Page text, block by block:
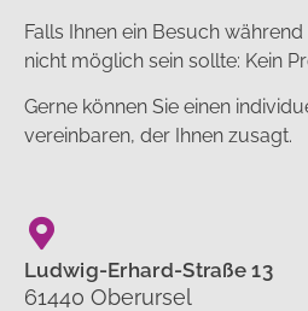
Falls Ihnen ein Besuch
nicht möglich sein sollte: Kein
Gerne können Sie einen
vereinbaren, der Ihnen zusagt.
Ludwig-Erhard-Straße 13
61440 Oberursel